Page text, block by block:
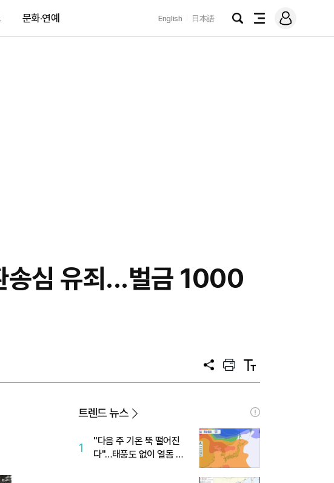
문화·연예 English 日本語
검
전
메
그
송심 유죄...벌금 1000
공
프
트
텍
트
트렌드 뉴스
1
"다음 주 기온 뚝 떨어진
다"…태풍도 없이 열돔 박